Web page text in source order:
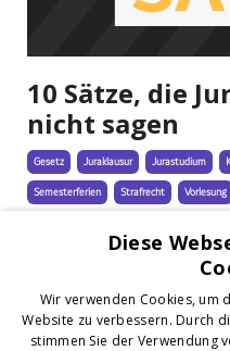
10 Sätze, die
nicht sagen
Gesetz Juraklausur Jurastudium
Semesterferien
Strafrecht Vorlesung
Jun 07, 2022Diese
Wir verwenden Cookies, um
Website zu verbessern. Durch
stimmen Sie der Verwendung